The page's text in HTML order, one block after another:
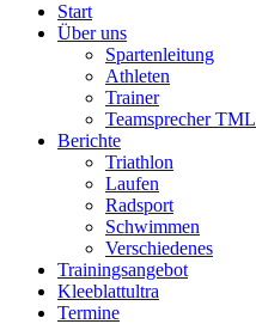
Start
Über uns
Spartenleitung
Athleten
Trainer
Teamsprecher TML
Berichte
Triathlon
Laufen
Radsport
Schwimmen
Verschiedenes
Trainingsangebot
Kleeblattultra
Termine